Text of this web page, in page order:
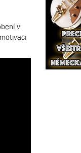
v